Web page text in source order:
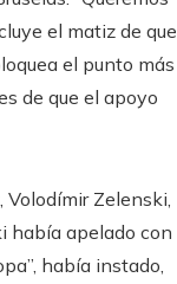
el matiz de que
el punto más
de que el apoyo
Volodímir Zelenski,
había apelado con
había instado,